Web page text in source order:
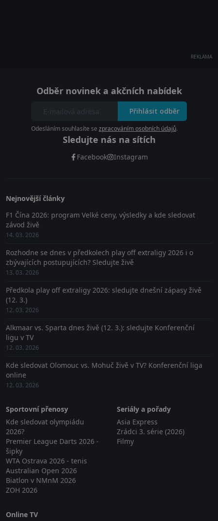
REKLAMA
Odběr novinek a akčních nabídek
Přihlásit odběr
Odesláním souhlasíte se zpracováním osobních údajů.
Sledujte nás na sítích
Facebook Instagram
Nejnovější články
F1 Čína 2026: program Velké ceny, výsledky a kde sledovat
závod živě
14. 03. 2026
Rozhodne se dnes v předkolech play off extraligy 2026 i o
zbývajících postupujících? Sledujte živě
13. 03. 2026
Předkola play off extraligy 2026: sledujte dnešní zápasy živě
(12. 3.)
12. 03. 2026
Alkmaar vs. Sparta dnes živě (12. 3.): sledujte Konferenční
ligu v TV
12. 03. 2026
Kde sledovat Olomouc vs. Mohuč živě v TV? Konferenční liga
online
12. 03. 2026
Sportovní přenosy
Kde sledovat olympiádu
2026?
Premier League Darts 2026 -
šipky
WTA Ostrava 2026 - tenis
Australian Open 2026
Biatlon v NMnM 2026
ZOH 2026
Seriály a pořady
Asia Express
Zrádci 3. série (2026)
Filmy
Online TV